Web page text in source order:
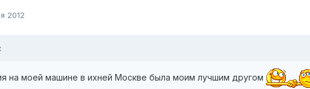
2012
на моей машине в ихней Москве была моим лучшим другом